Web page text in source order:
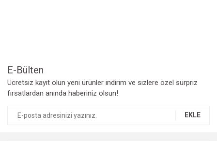
E-Bülten
Ücretsiz kayıt olun yeni ürünler indirim ve sizlere özel sürpriz
fırsatlardan anında haberiniz olsun!
EKLE